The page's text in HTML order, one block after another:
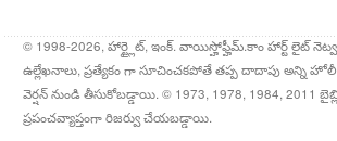
© 1998-2026, హార్ట్లైట్, ఇంక్. వాయిస్హోఫ్హీమ్.కాం హార్ట్ లైట్
ఉల్లేఖనాలు, ప్రత్యేకం గా సూచించకపోతే తప్ప దాదాపు అన్ని
వెర్షన్ నుండి తీసుకోబడ్డాయి. © 1973, 1978, 1984, 2011
ప్రపంచవ్యాప్తంగా రిజర్వు చేయబడ్డాయి.